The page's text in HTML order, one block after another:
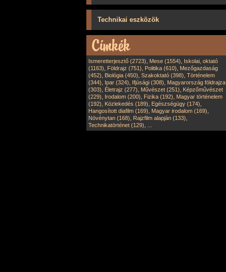
Technikai eszközök
Ismeretterjesztő (2723), Mese (1554), Iskolai, oktató
(1163), Földrajz (751), Politika (610), Mezőgazdaság
(452), Biológia (450), Szakoktató (398), Történelem
(344), Ipar (324), Ifjúsági (308), Magyarország földrajza
(303), Életrajz (277), Művészet (251), Képzőművészet
(229), Irodalom (200), Fizika (192), Magyar történelem
(192), Közlekedés (189), Egészségügy (174),
Hangosított diafilm (169), Magyar irodalom (169),
Növénytan (168), Rajzfilm alapján (133),
Technikatörténet (129),